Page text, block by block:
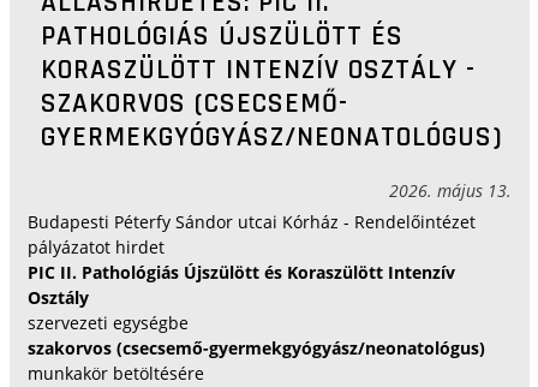
PATHOLÓGIÁS ÚJSZÜLÖTT ÉS
KORASZÜLÖTT INTENZÍV OSZTÁLY -
SZAKORVOS (CSECSEMŐ-
GYERMEKGYÓGYÁSZ/NEONATOLÓGUS)
2026. május 13.
Budapesti Péterfy Sándor utcai Kórház - Rendelőintézet
pályázatot hirdet
PIC II. Pathológiás Újszülött és Koraszülött Intenzív
Osztály
szervezeti egységbe
szakorvos (csecsemő-gyermekgyógyász/neonatológus)
munkakör betöltésére